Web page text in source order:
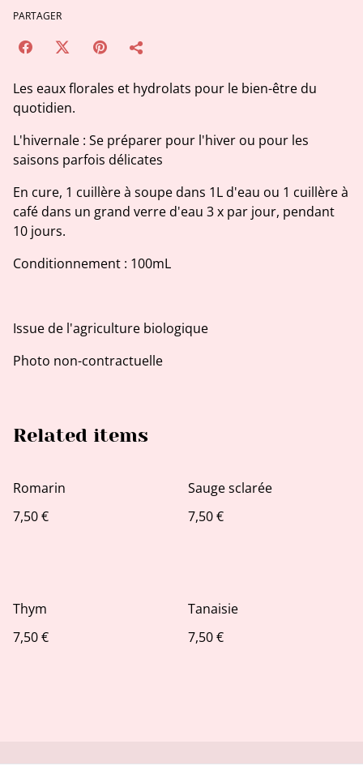
PARTAGER
Les eaux florales et hydrolats pour le bien-être du
quotidien.
L'hivernale : Se préparer pour l'hiver ou pour les
saisons parfois délicates
En cure, 1 cuillère à soupe dans 1L d'eau ou 1 cuillère à
café dans un grand verre d'eau 3 x par jour, pendant
10 jours.
Conditionnement : 100mL
Issue de l'agriculture biologique
Photo non-contractuelle
Related items
Romarin
7,50 €
Sauge sclarée
7,50 €
Thym
7,50 €
Tanaisie
7,50 €